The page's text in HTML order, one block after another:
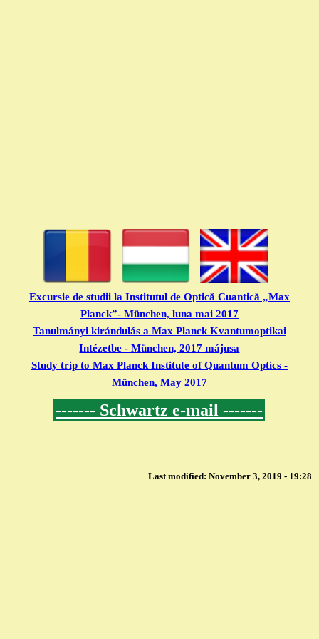
Excursie de studii la Institutul de Optică Cuantică „Max
Planck”- München, luna mai 2017
Tanulmányi kirándulás a Max Planck Kvantumoptikai
Intézetbe - München, 2017 májusa
Study trip to Max Planck Institute of Quantum Optics -
München, May 2017
------- Schwartz e-mail -------
Last modified: November 3, 2019 - 19:28